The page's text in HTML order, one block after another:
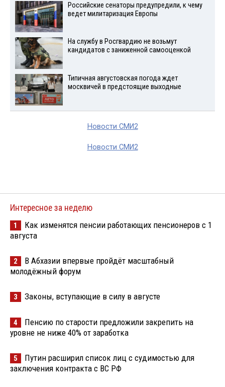
Российские сенаторы предупредили, к чему
ведет милитаризация Европы
На службу в Росгвардию не возьмут
кандидатов с заниженной самооценкой
Типичная августовская погода ждет
москвичей в предстоящие выходные
Новости СМИ2
Новости СМИ2
Интересное за неделю
1
Как изменятся пенсии работающих пенсионеров с 1
августа
2
В Абхазии впервые пройдёт масштабный
молодёжный форум
3 Законы, вступающие в силу в августе
4
Пенсию по старости предложили закрепить на
уровне не ниже 40% от заработка
5
Путин расширил список лиц с судимостью для
заключения контракта с ВС РФ